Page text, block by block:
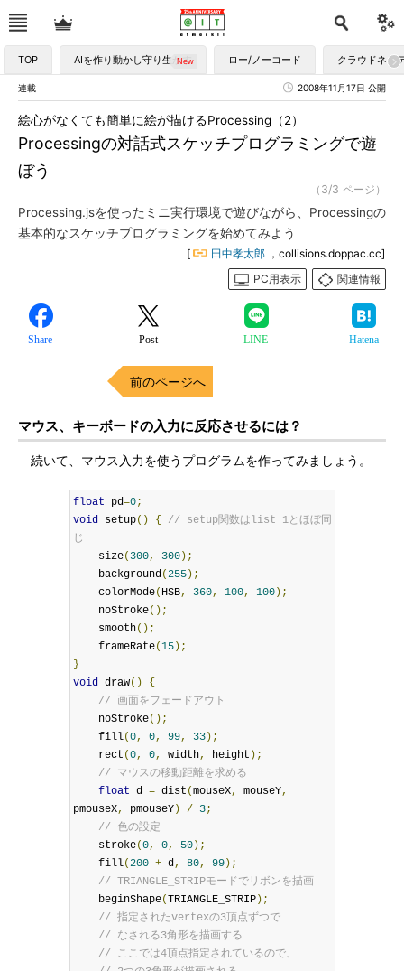
TOP AIを作り動かし守り生かす ロー/ノーコード クラウドネイ
連載 2008年11月17日 公開
Processingの対話式スケッチプログラミングで遊
ぼう
絵心がなくても簡単に絵が描けるProcessing（2）
（3/3 ページ）
Processing.jsを使ったミニ実行環境で遊びながら、Processingの
基本的なスケッチプログラミングを始めてみよう
[ 田中孝太郎 ，collisions.doppac.cc]
PC用表示
関連情報
Share Post LINE Hatena
前のページへ
マウス、キーボードの入力に反応させるには？
続いて、マウス入力を使うプログラムを作ってみましょう。
float pd=0;
void setup() {
// setup関数はlist 1とほぼ同
じ
    size
( 300, 300);
    background
(255);
    colorMode
( HSB, 360, 100, 100);
    noStroke
();
    smooth
();
    frameRate
(15);
}
void draw()
{
// 画面をフェードアウト
    noStroke
();
    fill
(0, 0, 99, 33);
    rect
(0, 0, width, height );
// マウスの移動距離を求める
float d = dist (mouseX, mouseY,
pmouseX, pmouseY) / 3;
// 色の設定
    stroke
(0, 0, 50);
    fill
(200 + d, 80, 99);
// TRIANGLE_STRIPモードでリボンを描画
    beginShape
(TRIANGLE_STRIP);
// 指定されたvertexの3頂点ずつで
// なされる3角形を描画する
// ここでは4頂点指定されているので、